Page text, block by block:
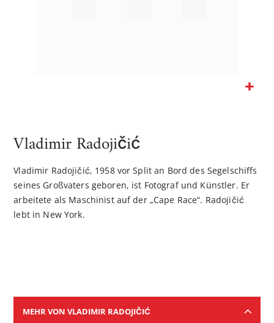
Bildgalerie
Vladimir Radojičić
Vladimir Radojičić, 1958 vor Split an Bord des Segelschiffs
seines Großvaters geboren, ist Fotograf und Künstler. Er
arbeitete als Maschinist auf der „Cape Race“. Radojičić
lebt in New York.
MEHR VON VLADIMIR RADOJIČIĆ